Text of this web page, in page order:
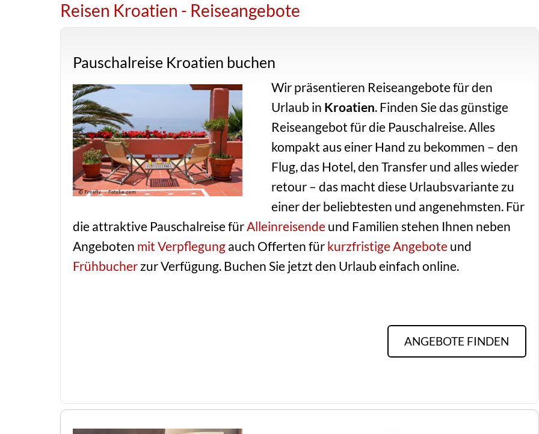
Reisen Kroatien - Reiseangebote
Pauschalreise Kroatien buchen
Wir präsentieren Reiseangebote für den
Urlaub in Kroatien. Finden Sie das günstige
Reiseangebot für die Pauschalreise. Alles
kompakt aus einer Hand zu bekommen – den
Flug, das Hotel, den Transfer und alles wieder
retour – das macht diese Urlaubsvariante zu
einer der beliebtesten und angenehmsten. Für
die attraktive Pauschalreise fürAlleinreisendeund Familien stehen Ihnen neben
Angeboten mit Verpflegungauch Offerten fürkurzfristige Angeboteund
Frühbucherzur Verfügung. Buchen Sie jetzt den Urlaub einfach online.
ANGEBOTE FINDEN